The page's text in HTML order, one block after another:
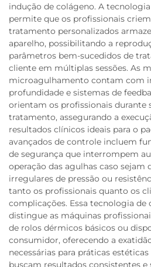
indução de colágeno. A
permite que os profissionais
tratamento personalizados
aparelho, possibilitando a
parâmetros bem-sucedidos de
cliente em múltiplas sessões. As
microagulhamento contam com
profundidade e sistemas de
orientam os profissionais durante
tratamento, assegurando a
resultados clínicos ideais para o
avançados de controle incluem
de segurança que interrompem
operação das agulhas caso sejam
irregulares de pressão ou
tanto os profissionais quanto os
complicações. Essa tecnologia de
distingue as máquinas
de rolos dérmicos básicos ou
consumidor, oferecendo a
necessárias para práticas
buscam resultados consistentes e